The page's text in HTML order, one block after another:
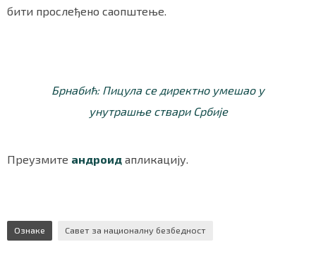
бити прослеђено саопштење.
Брнабић: Пицула се директно умешао у
унутрашње ствари Србије
Преузмите андроид апликацију.
Ознаке Савет за националну безбедност
БИЗНИС
ПРАТИТЕ НАС
ПРЕУЗМИТЕ НАШУ АПЛИКАЦИЈУ